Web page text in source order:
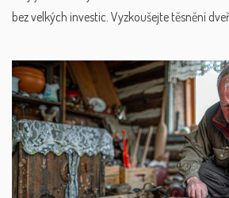
bez velkých investic. Vyzkoušejte těsnění